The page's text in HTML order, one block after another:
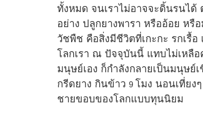
ทั้งหมด จนเราไม่อาจจะดิ้นรนได้
อย่าง ปลูกยางพารา หรืออ้อย ห
วัชพืช คือสิ่งมีชีวิตที่เกะกะ รกเรื้
โลกเรา ณ ปัจจุบันนี้ แทบไม่เหลื
มนุษย์เอง ก็กำลังกลายเป็นมนุษย์
กรีดยาง กินข้าว 9 โมง นอนเที่ยง
ชายขอบของโลกแบบทุนนิยม